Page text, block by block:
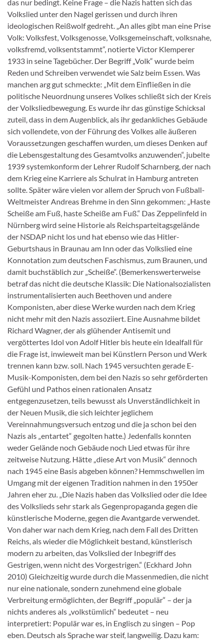
das nur bedingt. Keine Frage – die Nazis hatten sich das
Volkslied unter den Nagel gerissen und durch ihren
ideologischen Reißwolf gedreht. „An alles gibt man eine Prise
Volk: Volksfest, Volksgenosse, Volksgemeinschaft, volksnahe,
volksfremd, volksentstammt“, notierte Victor Klemperer
1933 in seine Tagebücher. Der Begriff „Volk“ wurde beim
Reden und Schreiben verwendet wie Salz beim Essen. Was
manchen arg gut schmeckte: „Mit dem Einfließen in die
politische Neuordnung unseres Volkes schließt sich der Kreis
der Volksliedbewegung. Es wurde ihr das günstige Schicksal
zuteil, dass in dem Augenblick, als ihr gedankliches Gebäude
sich vollendete, von der Führung des Volkes alle äußeren
Voraussetzungen geschaffen wurden, um dieses Denken auf
die Lebensgestaltung des Gesamtvolks anzuwenden“, jubelte
1939 systemkonform der Lehrer Rudolf Scharnberg, der nach
dem Krieg eine Karriere als Schulrat in Hamburg antreten
sollte. Später wäre vielen vor allem der Spruch von Fußball-
Weltmeister Andreas Brehme in den Sinn gekommen: „Haste
Scheiße am Fuß, haste Scheiße am Fuß.“ Das Zeppelinfeld in
Nürnberg wird seine Historie als Reichsparteitagsgelände
der NSDAP nicht los und hat ebenso wie das Hitler-
Geburtshaus in Braunau am Inn oder das Volkslied eine
Konnotation zum deutschen Faschismus, zum Braunen, und
damit buchstäblich zur „Scheiße“. (Bemerkenswerterweise
betraf das nicht die deutsche Klassik: Die Nationalsozialisten
instrumentalisierten auch Beethoven und andere
Komponisten, aber diese Werke wurden nach dem Krieg
nicht mehr mit den Nazis assoziiert. Eine Ausnahme bildet
Richard Wagner, der als glühender Antisemit und
vergöttertes Idol von Adolf Hitler bis heute ein Idealfall für
die Frage ist, inwieweit man bei Künstlern Person und Werk
trennen kann bzw. soll. Nach 1945 versuchten gerade E-
Musik-Komponisten, dem bei den Nazis so sehr geförderten
Gefühl und Pathos einen rationalen Ansatz
entgegenzusetzen, teils bewusst als Unverständlichkeit in
der Neuen Musik, die sich leichter jeglichem
Vereinnahmungsversuch entzog und die ja schon bei den
Nazis als „entartet“ gegolten hatte.) Jedenfalls konnten
weder Gelände noch Gebäude noch Lied etwas für ihre
zeitweise Nutzung. Hätte „diese Art von Musik“ dennoch
nach 1945 eine Basis abgeben können? Hemmschwellen im
Umgang mit der eigenen Tradition nahmen in den 1950er
Jahren eher zu. „Die Nazis haben das Volkslied oder die Idee
des Volkslieds sehr stark als Gegenpropaganda gegen die
künstlerische Moderne, gegen die Avantgarde verwendet.
Von daher war nach dem Krieg, nach dem Fall des Dritten
Reichs, als wieder die Möglichkeit bestand, künstlerisch
modern zu arbeiten, das Volkslied der Inbegriff des
Gestrigen, wenn nicht des Vorgestrigen.“ (Eckhard John
2010) Gleichzeitig wurde durch die Massenmedien, die nicht
nur eine nationale, sondern zunehmend eine globale
Verbreitung ermöglichten, der Begriff „populär“ – der ja
nichts anderes als „volkstümlich“ bedeutet – neu
interpretiert: Populär war es, in Englisch zu singen – Pop
eben. Deutsch als Sprache war steif, langweilig. Dazu kam: